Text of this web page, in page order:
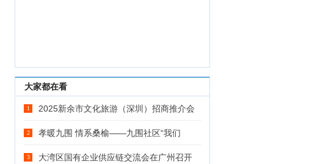
大家都在看
1 2025新余市文化旅游（深圳）招商推介会
2 孝暖九围 情系桑榆——九围社区“我们
3 大湾区国有企业供应链交流会在广州召开